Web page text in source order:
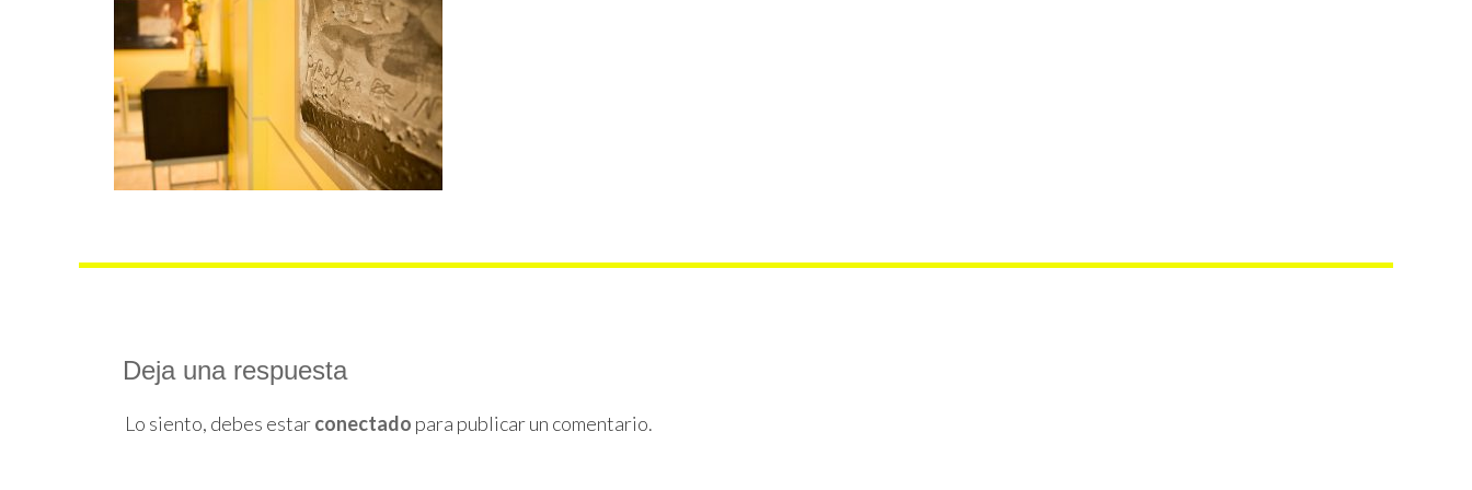
Deja una respuesta
Lo siento, debes estarconectado para publicar un comentario.